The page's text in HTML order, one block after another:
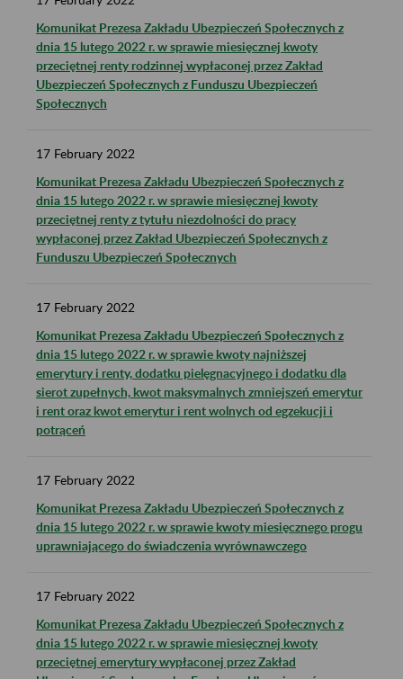
Komunikat Prezesa Zakładu Ubezpieczeń Społecznych z
dnia 15 lutego 2022 r. w sprawie miesięcznej kwoty
przeciętnej renty rodzinnej wypłaconej przez Zakład
Ubezpieczeń Społecznych z Funduszu Ubezpieczeń
Społecznych
17 February 2022
Komunikat Prezesa Zakładu Ubezpieczeń Społecznych z
dnia 15 lutego 2022 r. w sprawie miesięcznej kwoty
przeciętnej renty z tytułu niezdolności do pracy
wypłaconej przez Zakład Ubezpieczeń Społecznych z
Funduszu Ubezpieczeń Społecznych
17 February 2022
Komunikat Prezesa Zakładu Ubezpieczeń Społecznych z
dnia 15 lutego 2022 r. w sprawie kwoty najniższej
emerytury i renty, dodatku pielęgnacyjnego i dodatku dla
sierot zupełnych, kwot maksymalnych zmniejszeń emerytur
i rent oraz kwot emerytur i rent wolnych od egzekucji i
potrąceń
17 February 2022
Komunikat Prezesa Zakładu Ubezpieczeń Społecznych z
dnia 15 lutego 2022 r. w sprawie kwoty miesięcznego progu
uprawniającego do świadczenia wyrównawczego
17 February 2022
Komunikat Prezesa Zakładu Ubezpieczeń Społecznych z
dnia 15 lutego 2022 r. w sprawie miesięcznej kwoty
przeciętnej emerytury wypłaconej przez Zakład